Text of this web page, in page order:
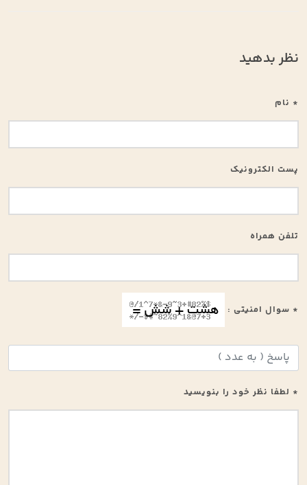
نظر بدهید
* نام
پست الکترونیک
تلفن همراه
* سوال امنیتی :
* لطفا نظر خود را بنویسید